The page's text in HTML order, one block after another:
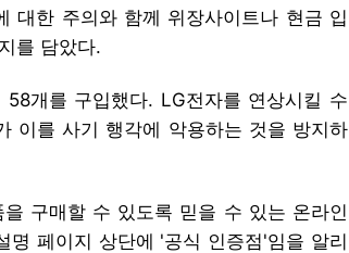
대한 주의와 함께 위장사이트나 현금 입
를 담았다.
개를 구입했다. LG전자를 연상시킬 수
이를 사기 행각에 악용하는 것을 방지하
구매할 수 있도록 믿을 수 있는 온라인
페이지 상단에 '공식 인증점'임을 알리